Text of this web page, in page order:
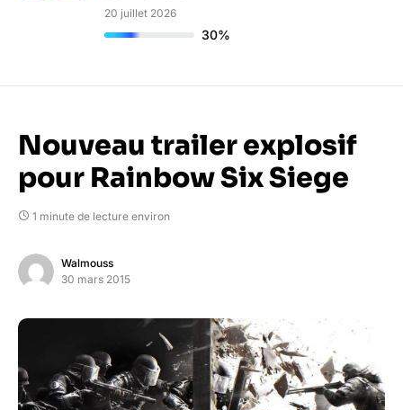
20 juillet 2026
30%
Nouveau trailer explosif
pour Rainbow Six Siege
1 minute de lecture environ
Walmouss
30 mars 2015